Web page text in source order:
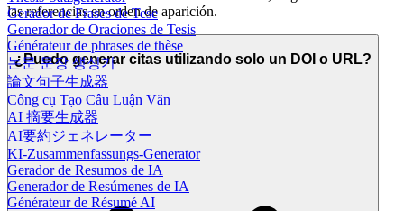
Gerador de Frases de Tese
Generador de Oraciones de Tesis
Générateur de phrases de thèse
논문 문장 생성기
論文句子生成器
Công cụ Tạo Câu Luận Văn
AI 摘要生成器
AI要約ジェネレーター
KI-Zusammenfassungs-Generator
Gerador de Resumos de IA
Generador de Resúmenes de IA
Générateur de Résumé AI
las referencias en orden de aparición.
¿Puedo generar citas utilizando solo un DOI o URL?